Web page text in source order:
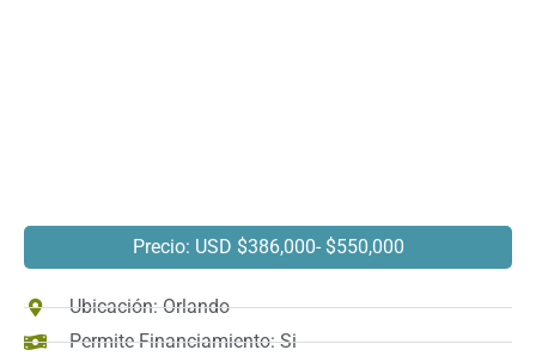
Precio: USD $386,000- $550,000
Ubicación: Orlando
Permite Financiamiento: Si